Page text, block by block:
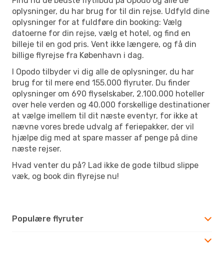
oplysninger, du har brug for til din rejse. Udfyld dine
oplysninger for at fuldføre din booking: Vælg
datoerne for din rejse, vælg et hotel, og find en
billeje til en god pris. Vent ikke længere, og få din
billige flyrejse fra København i dag.
I Opodo tilbyder vi dig alle de oplysninger, du har
brug for til mere end 155.000 flyruter. Du finder
oplysninger om 690 flyselskaber, 2.100.000 hoteller
over hele verden og 40.000 forskellige destinationer
at vælge imellem til dit næste eventyr, for ikke at
nævne vores brede udvalg af feriepakker, der vil
hjælpe dig med at spare masser af penge på dine
næste rejser.
Hvad venter du på? Lad ikke de gode tilbud slippe
væk, og book din flyrejse nu!
Populære flyruter